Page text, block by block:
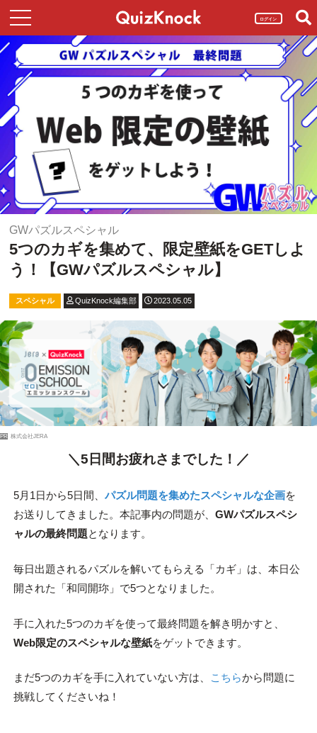
ログイン
GWパズルスペシャル
5つのカギを集めて、限定壁紙をGETしよ
う！【GWパズルスペシャル】
スペシャル QuizKnock編集部 2023.05.05
PR 株式会社JERA
＼5日間お疲れさまでした！／
5月1日から5日間、 パズル問題を集めたスペシャルな企画を
お送りしてきました。本記事内の問題が、 GWパズルスペシ
ャルの最終問題となります。
毎日出題されるパズルを解いてもらえる「カギ」は、本日公
開された「和同開珎」で5つとなりました。
手に入れた5つのカギを使って最終問題を解き明かすと、
Web限定のスペシャルな壁紙をゲットできます。
まだ5つのカギを手に入れていない方は、 こちらから問題に
挑戦してくださいね！